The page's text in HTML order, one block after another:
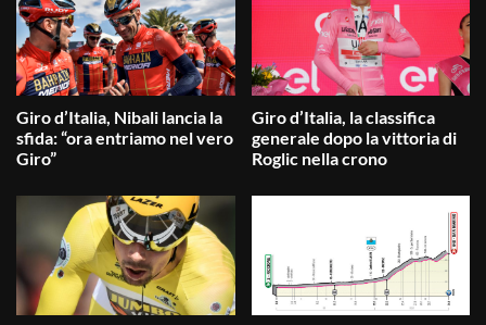
Giro d’Italia, Nibali lancia la
sfida: “ora entriamo nel vero
Giro”
Giro d’Italia, la classifica
generale dopo la vittoria di
Roglic nella crono